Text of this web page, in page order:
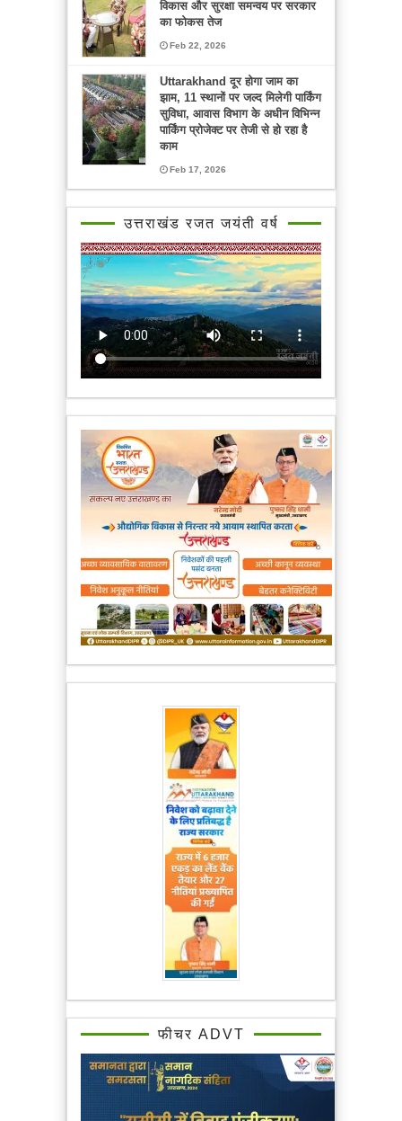
विकास और सुरक्षा समन्वय पर सरकार
का फोकस तेज
Feb 22, 2026
Uttarakhand दूर होगा जाम का
झाम, 11 स्थानों पर जल्द मिलेगी पार्किंग
सुविधा, आवास विभाग के अधीन विभिन्न
पार्किंग प्रोजेक्ट पर तेजी से हो रहा है
काम
Feb 17, 2026
उत्तराखंड रजत जयंती वर्ष
फीचर ADVT